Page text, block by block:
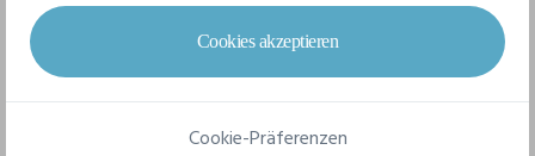
Marke
Printer
Cookies akzeptieren
Cookie-Präferenzen